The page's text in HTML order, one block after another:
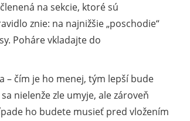
na sekcie, ktoré sú
znie: na najnižšie „poschodie“
Poháre vkladajte do
– čím je ho menej, tým lepší bude
nielenže zle umyje, ale zároveň
ho budete musieť pred vložením